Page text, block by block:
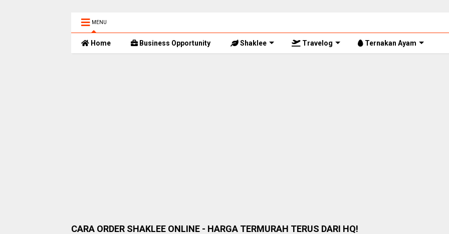
MENU
Home Business Opportunity Shaklee Travelog Ternakan Ayam
CARA ORDER SHAKLEE ONLINE - HARGA TERMURAH TERUS DARI HQ!